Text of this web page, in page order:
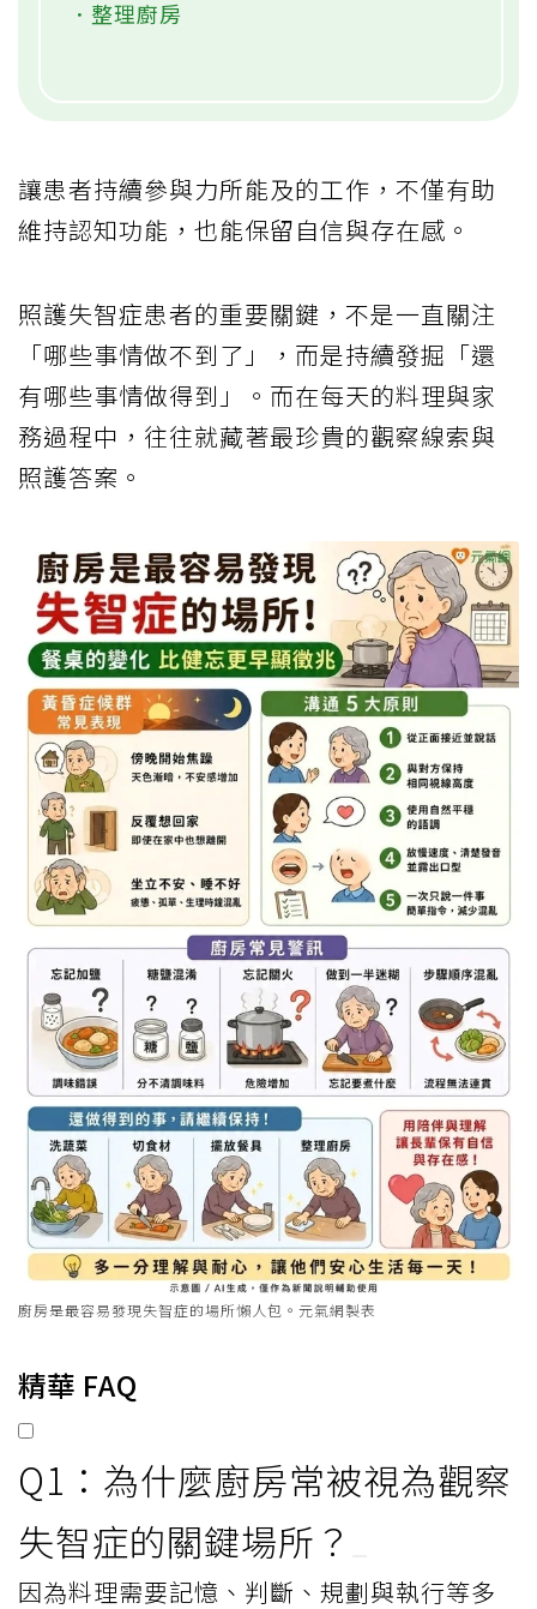
．整理廚房
讓患者持續參與力所能及的工作，不僅有助
維持認知功能，也能保留自信與存在感。
照護失智症患者的重要關鍵，不是一直關注
「哪些事情做不到了」，而是持續發掘「還
有哪些事情做得到」。而在每天的料理與家
務過程中，往往就藏著最珍貴的觀察線索與
照護答案。
廚房是最容易發現失智症的場所懶人包。元氣網製表
精華 FAQ
Q1：為什麼廚房常被視為觀察
失智症的關鍵場所？
因為料理需要記憶、判斷、規劃與執行等多